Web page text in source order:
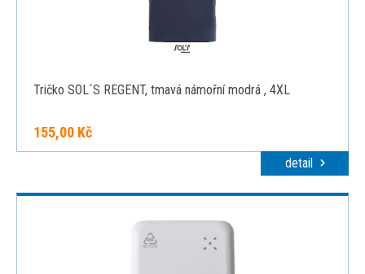
Tričko SOL´S REGENT, tmavá námořní modrá , 4XL
155,00 Kč
detail